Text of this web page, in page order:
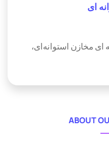
ای
ای مخازن استوانه‌ای،
ABOUT